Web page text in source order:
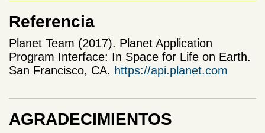
Referencia
Planet Team (2017). Planet Application
Program Interface: In Space for Life on Earth.
San Francisco, CA. https://api.planet.com
AGRADECIMIENTOS